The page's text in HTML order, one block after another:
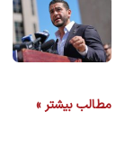
مطالب بیشتر »